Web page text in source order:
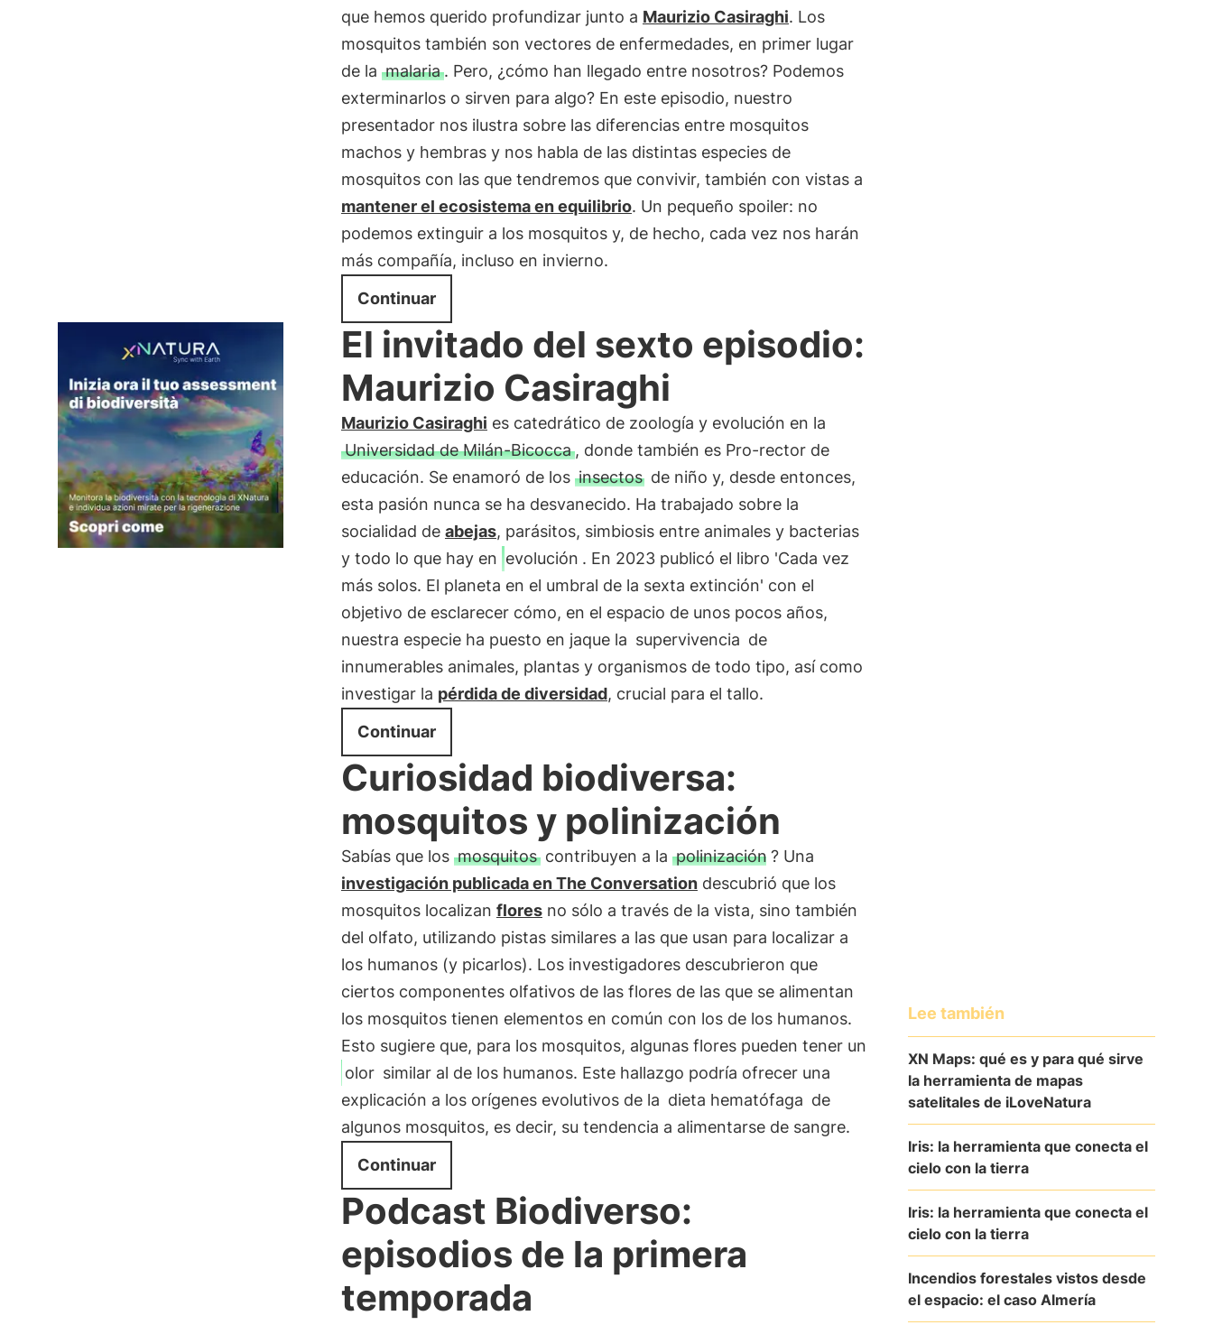
que hemos querido profundizar junto a Maurizio Casiraghi. Los
mosquitos también son vectores de enfermedades, en primer lugar
de la malaria. Pero, ¿cómo han llegado entre nosotros? Podemos
exterminarlos o sirven para algo? En este episodio, nuestro
presentador nos ilustra sobre las diferencias entre mosquitos
machos y hembras y nos habla de las distintas especies de
mosquitos con las que tendremos que convivir, también con vistas a
mantener el ecosistema en equilibrio. Un pequeño spoiler: no
podemos extinguir a los mosquitos y, de hecho, cada vez nos harán
más compañía, incluso en invierno.
Continuar
El invitado del sexto episodio:
Maurizio Casiraghi
Maurizio Casiraghi es catedrático de zoología y evolución en la
Universidad de Milán-Bicocca, donde también es Pro-rector de
educación. Se enamoró de los insectos de niño y, desde entonces,
esta pasión nunca se ha desvanecido. Ha trabajado sobre la
socialidad de abejas, parásitos, simbiosis entre animales y bacterias
y todo lo que hay en evolución . En 2023 publicó el libro 'Cada vez
más solos. El planeta en el umbral de la sexta extinción' con el
objetivo de esclarecer cómo, en el espacio de unos pocos años,
nuestra especie ha puesto en jaque la supervivencia de
innumerables animales, plantas y organismos de todo tipo, así como
investigar la pérdida de diversidad, crucial para el tallo.
Continuar
Curiosidad biodiversa:
mosquitos y polinización
Sabías que los mosquitoscontribuyen a la polinización ? Una
investigación publicada en The Conversationdescubrió que los
mosquitos localizan floresno sólo a través de la vista, sino también
del olfato, utilizando pistas similares a las que usan para localizar a
los humanos (y picarlos). Los investigadores descubrieron que
ciertos componentes olfativos de las flores de las que se alimentan
los mosquitos tienen elementos en común con los de los humanos.
Esto sugiere que, para los mosquitos, algunas flores pueden tener un
olor similar al de los humanos. Este hallazgo podría ofrecer una
explicación a los orígenes evolutivos de la dieta hematófaga de
algunos mosquitos, es decir, su tendencia a alimentarse de sangre.
Continuar
Podcast Biodiverso:
episodios de la primera
temporada
Lee también
XN Maps: qué es y para qué sirve
la herramienta de mapas
satelitales de iLoveNatura
Iris: la herramienta que conecta el
cielo con la tierra
Iris: la herramienta que conecta el
cielo con la tierra
Incendios forestales vistos desde
el espacio: el caso Almería